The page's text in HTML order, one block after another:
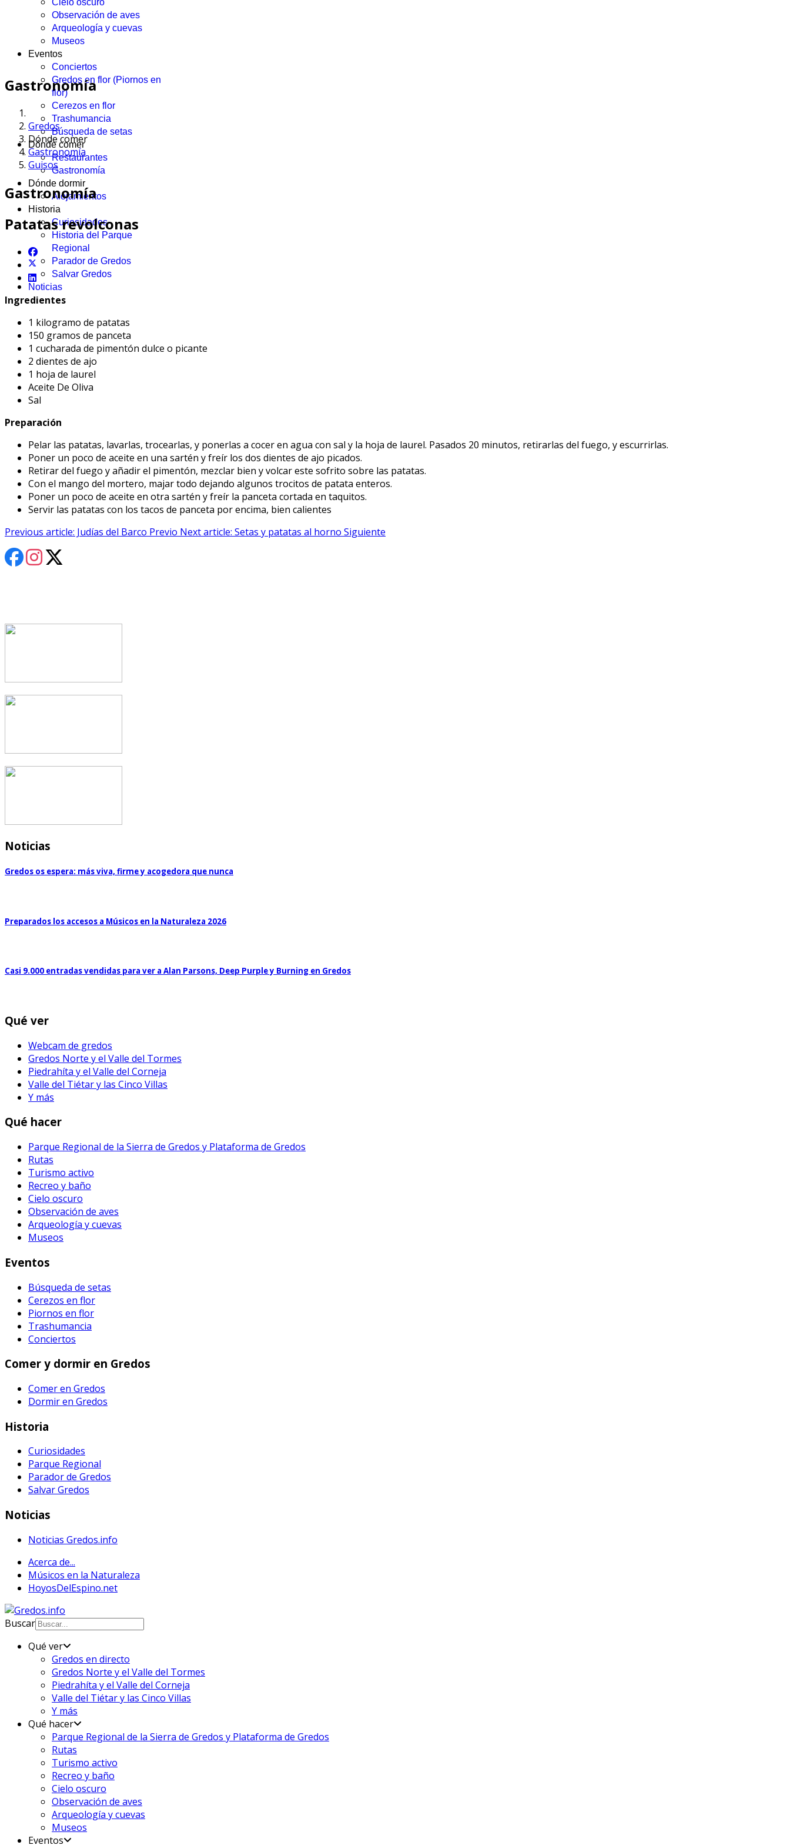
Cielo oscuro
Observación de aves
Arqueología y cuevas
Museos
Eventos
Conciertos
Gredos en flor (Piornos en
flor)
Cerezos en flor
Trashumancia
Búsqueda de setas
Dónde comer
Restaurantes
Gastronomía
Dónde dormir
Alojamientos
Historia
Curiosidades
Historia del Parque
Regional
Parador de Gredos
Salvar Gredos
Noticias
Gastronomía
Gredos
Dónde comer
Gastronomía
Guisos
Gastronomía
Patatas revolconas
Ingredientes
1 kilogramo de patatas
150 gramos de panceta
1 cucharada de pimentón dulce o picante
2 dientes de ajo
1 hoja de laurel
Aceite De Oliva
Sal
Preparación
Pelar las patatas, lavarlas, trocearlas, y ponerlas a cocer en agua con sal y la hoja de laurel. Pasados 20 minutos, retirarlas del fuego, y escurrirlas.
Poner un poco de aceite en una sartén y freír los dos dientes de ajo picados.
Retirar del fuego y añadir el pimentón, mezclar bien y volcar este sofrito sobre las patatas.
Con el mango del mortero, majar todo dejando algunos trocitos de patata enteros.
Poner un poco de aceite en otra sartén y freír la panceta cortada en taquitos.
Servir las patatas con los tacos de panceta por encima, bien calientes
Previous article: Judías del Barco Previo Next article: Setas y patatas al horno Siguiente
Noticias
Gredos os espera: más viva, firme y acogedora que nunca
Preparados los accesos a Músicos en la Naturaleza 2026
Casi 9.000 entradas vendidas para ver a Alan Parsons, Deep Purple y Burning en Gredos
Qué ver
Webcam de gredos
Gredos Norte y el Valle del Tormes
Piedrahíta y el Valle del Corneja
Valle del Tiétar y las Cinco Villas
Y más
Qué hacer
Parque Regional de la Sierra de Gredos y Plataforma de Gredos
Rutas
Turismo activo
Recreo y baño
Cielo oscuro
Observación de aves
Arqueología y cuevas
Museos
Eventos
Búsqueda de setas
Cerezos en flor
Piornos en flor
Trashumancia
Conciertos
Comer y dormir en Gredos
Comer en Gredos
Dormir en Gredos
Historia
Curiosidades
Parque Regional
Parador de Gredos
Salvar Gredos
Noticias
Noticias Gredos.info
Acerca de...
Músicos en la Naturaleza
HoyosDelEspino.net
Buscar
Qué ver
Gredos en directo
Gredos Norte y el Valle del Tormes
Piedrahíta y el Valle del Corneja
Valle del Tiétar y las Cinco Villas
Y más
Qué hacer
Parque Regional de la Sierra de Gredos y Plataforma de Gredos
Rutas
Turismo activo
Recreo y baño
Cielo oscuro
Observación de aves
Arqueología y cuevas
Museos
Eventos